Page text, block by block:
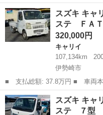
名： スズキ ■ 車種名： キャ
Ｃエアコン・パワステ エア
数： 2...
群馬 前橋市 キャリイ
スズキ キャ
ステ ＦＡ
320,000円
キャリイ
107,134km
伊勢崎市
■ 支払総額: 37.8万円 ■ 車両本体価格： 320,000 円 ■ メーカー
名： スズキ ■ 車種名： キャ
Ｃエアコン・パワステ ＦＡ
■ ...
群馬 伊勢崎市 キャリイ
スズキ キャ
ステ ７型